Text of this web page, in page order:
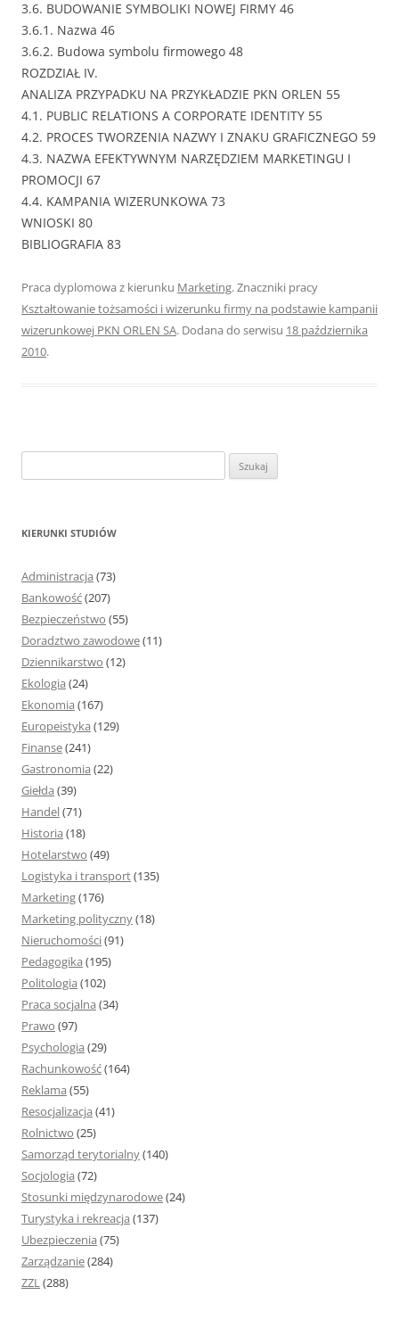
3.6. BUDOWANIE SYMBOLIKI NOWEJ FIRMY 46
3.6.1. Nazwa 46
3.6.2. Budowa symbolu firmowego 48
ROZDZIAŁ IV.
ANALIZA PRZYPADKU NA PRZYKŁADZIE PKN ORLEN 55
4.1. PUBLIC RELATIONS A CORPORATE IDENTITY 55
4.2. PROCES TWORZENIA NAZWY I ZNAKU GRAFICZNEGO 59
4.3. NAZWA EFEKTYWNYM NARZĘDZIEM MARKETINGU I
PROMOCJI 67
4.4. KAMPANIA WIZERUNKOWA 73
WNIOSKI 80
BIBLIOGRAFIA 83
Praca dyplomowa z kierunku Marketing. Znaczniki pracy
Kształtowanie tożsamości i wizerunku firmy na podstawie kampanii
wizerunkowej PKN ORLEN SA. Dodana do serwisu 18 października
2010.
z
KIERUNKI STUDIÓW
Administracja (73)
Bankowość(207)
Bezpieczeństwo (55)
Doradztwo zawodowe(11)
Dziennikarstwo (12)
Ekologia (24)
Ekonomia (167)
Europeistyka (129)
Finanse(241)
Gastronomia (22)
Giełda (39)
Handel(71)
Historia (18)
Hotelarstwo (49)
Logistyka i transport(135)
Marketing(176)
Marketing polityczny(18)
Nieruchomości(91)
Pedagogika (195)
Politologia (102)
Praca socjalna (34)
Prawo (97)
Psychologia (29)
Rachunkowość(164)
Reklama (55)
Resocjalizacja (41)
Rolnictwo (25)
Samorząd terytorialny(140)
Socjologia (72)
Stosunki międzynarodowe(24)
Turystyka i rekreacja (137)
Ubezpieczenia (75)
Zarządzanie(284)
ZZL(288)